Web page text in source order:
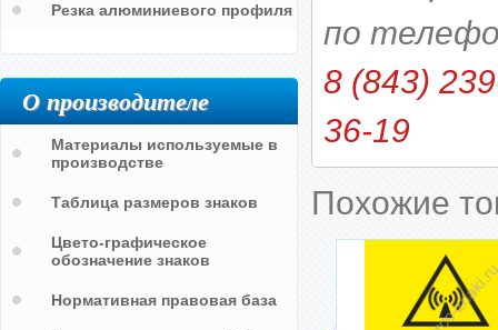
по
8 (843)
36-19
Похожие
Резка алюминиевого профиля
О производителе
Материалы используемые в
производстве
Таблица размеров знаков
Цвето-графическое
обозначение знаков
Нормативная правовая база